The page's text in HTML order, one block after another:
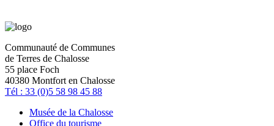
Communauté de Communes
de Terres de Chalosse
55 place Foch
40380 Montfort en Chalosse
Tél : 33 (0)5 58 98 45 88
Musée de la Chalosse
Office du tourisme